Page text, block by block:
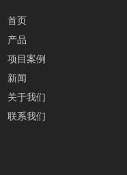
首页
产品
项目案例
新闻
关于我们
联系我们